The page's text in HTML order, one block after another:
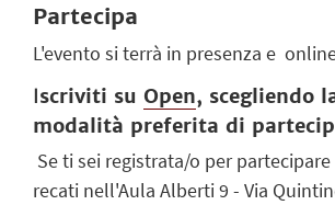
Partecipa
L'evento si terrà in presenza e
Iscriviti su Open, scegliendo
modalità preferita di
Se ti sei registrata/o per
recati nell'Aula Alberti 9 - Via